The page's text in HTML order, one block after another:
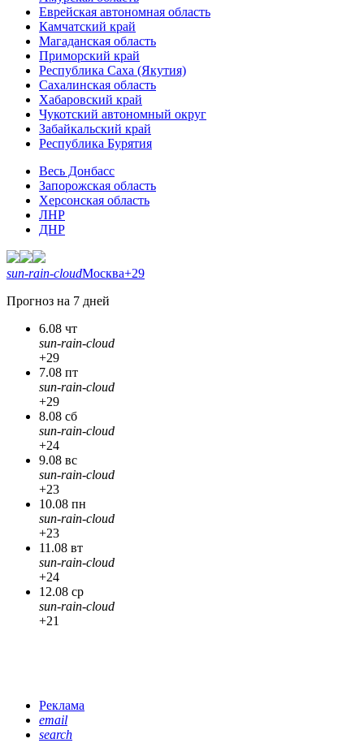
Еврейская автономная область
Камчатский край
Магаданская область
Приморский край
Республика Саха (Якутия)
Сахалинская область
Хабаровский край
Чукотский автономный округ
Забайкальский край
Республика Бурятия
Весь Донбасс
Запорожская область
Херсонская область
ЛНР
ДНР
sun-rain-cloudМосква+29
Прогноз на 7 дней
6.08 чт
sun-rain-cloud
+29
7.08 пт
sun-rain-cloud
+29
8.08 сб
sun-rain-cloud
+24
9.08 вс
sun-rain-cloud
+23
10.08 пн
sun-rain-cloud
+23
11.08 вт
sun-rain-cloud
+24
12.08 ср
sun-rain-cloud
+21
Реклама
email
search